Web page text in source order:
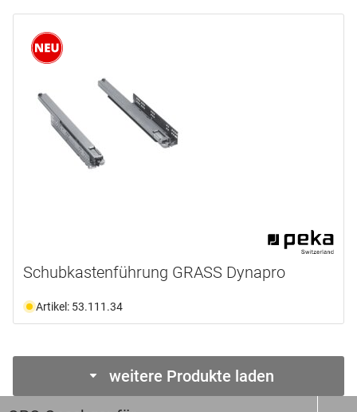
Schubkastenführung GRASS Dynapro
Artikel: 53.111.34
weitere Produkte laden